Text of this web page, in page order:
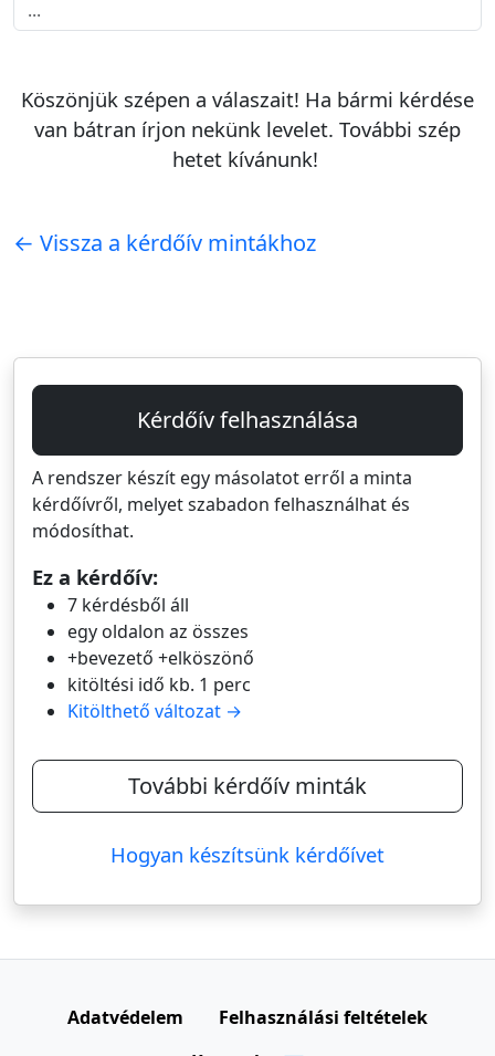
Köszönjük szépen a válaszait! Ha bármi kérdése
van bátran írjon nekünk levelet. További szép
hetet kívánunk!
← Vissza a kérdőív mintákhoz
Kérdőív felhasználása
A rendszer készít egy másolatot erről a minta
kérdőívről, melyet szabadon felhasználhat és
módosíthat.
Ez a kérdőív:
7 kérdésből áll
egy oldalon az összes
+bevezető +elköszönő
kitöltési idő kb. 1 perc
Kitölthető változat →
További kérdőív minták
Hogyan készítsünk kérdőívet
Adatvédelem
Felhasználási feltételek